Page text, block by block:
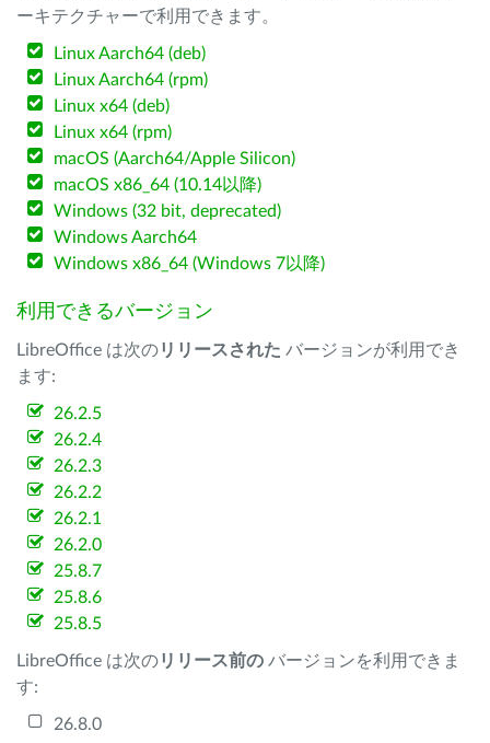
ーキテクチャーで利用できます。
Linux Aarch64 (deb)
Linux Aarch64 (rpm)
Linux x64 (deb)
Linux x64 (rpm)
macOS (Aarch64/Apple Silicon)
macOS x86_64 (10.14以降)
Windows (32 bit, deprecated)
Windows Aarch64
Windows x86_64 (Windows 7以降)
利用できるバージョン
LibreOffice は次のリリースされた バージョンが利用でき
ます:
26.2.5
26.2.4
26.2.3
26.2.2
26.2.1
26.2.0
25.8.7
25.8.6
25.8.5
LibreOffice は次のリリース前の バージョンを利用できま
す:
26.8.0